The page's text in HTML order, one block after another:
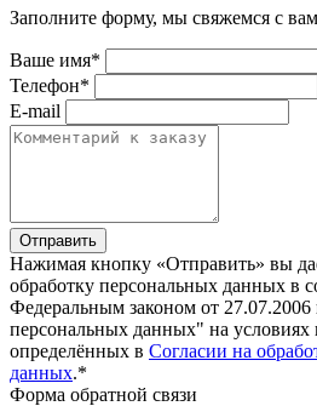
Заполните форму, мы свяжемся с
Ваше имя*
Телефон*
E-mail
Отправить
Нажимая кнопку «Отправить» вы
обработку персональных данных в
Федеральным законом от
персональных данных" на условиях
определённых в Согласии на
данных.*
Форма обратной связи